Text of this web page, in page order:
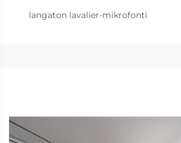
langaton lavalier-mikrofonti